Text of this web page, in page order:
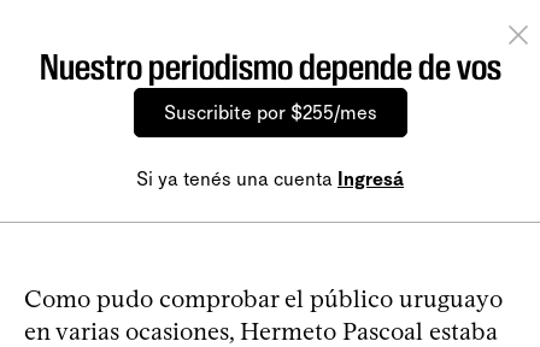
Nuestro periodismo depende de vos
Suscribite por $255/mes
Si ya tenés una cuenta Ingresá
Como pudo comprobar el público uruguayo
en varias ocasiones, Hermeto Pascoal estaba